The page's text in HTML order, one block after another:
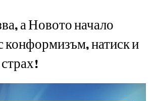
а Новото начало
конформизъм, натиск и